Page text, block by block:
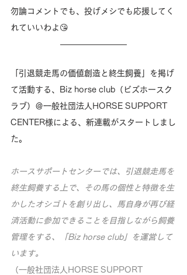
勿論コメントでも、投げメシでも応援してく
れていいわよ😘
「引退競走馬の価値創造と終生飼養」を掲げ
て活動する、Biz horse club（ビズホースク
ラブ）＠一般社団法人HORSE SUPPORT
CENTER様による、新連載がスタートしまし
た。
ホースサポートセンターでは、引退競走馬を
終生飼養する上で、その馬の個性と特徴を生
かしたオシゴトを創り出し、馬自身が再び経
済活動に参加できることを目指しながら飼養
管理をする、「Biz horse club」を運営して
います。
（一般社団法人HORSE SUPPORT